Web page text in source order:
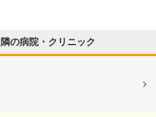
の病院・クリニック